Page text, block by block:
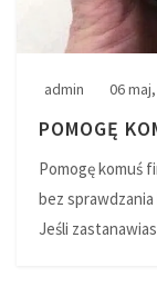
admin 06
POMOGĘ
Pomogę komuś
bez
Jeśli